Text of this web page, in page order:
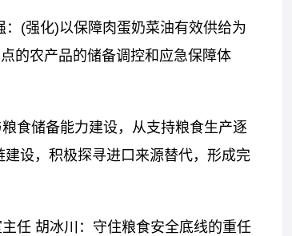
(强化)以保障肉蛋奶菜油有效供给为
的农产品的储备调控和应急保障体
食储备能力建设，从支持粮食生产逐
设，积极探寻进口来源替代，形成完
任 胡冰川：守住粮食安全底线的重任